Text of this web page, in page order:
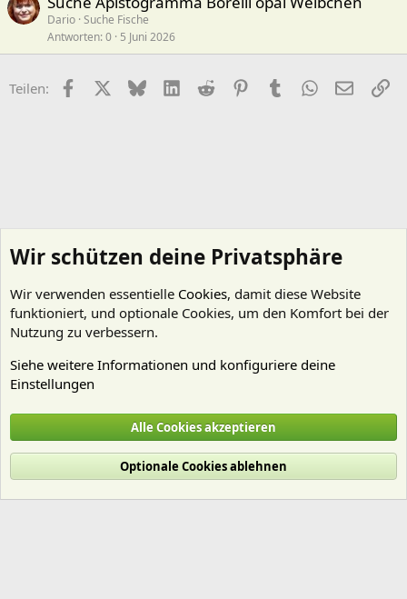
Dario Suche Fische
Antworten 0 5 Juni 2026
Teilen: FacebookX (Twitter)
BlueskyLinkedIn
Reddit PinterestTumblr WhatsApp
E-Mail
Cookies
Deutsch (Du)
Nutzungsbedingungen
Datenschutz Hilfe und Impressum
R
Wir schützen deine Privatsphäre
Wir verwenden essentielle Cookies, damit diese Website
funktioniert, und optionale Cookies, um den Komfort bei der
Nutzung zu verbessern.
Siehe weitere Informationen und konfiguriere deine
Einstellungen
Alle Cookies akzeptieren
Optionale Cookies ablehnen